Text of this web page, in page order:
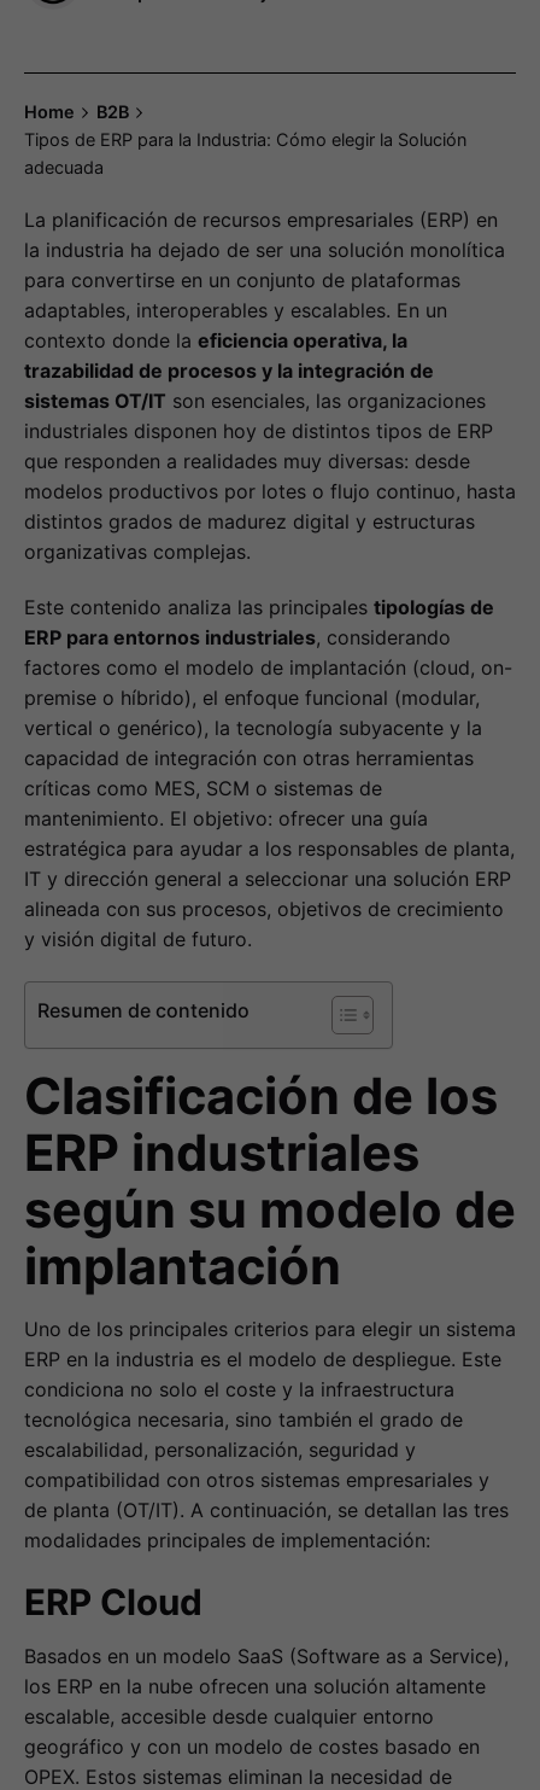
Home
B2B
Tipos de ERP para la Industria: Cómo elegir la Solución
adecuada
La planificación de recursos empresariales (ERP) en
la industria ha dejado de ser una solución monolítica
para convertirse en un conjunto de plataformas
adaptables, interoperables y escalables. En un
contexto donde la eficiencia operativa, la
trazabilidad de procesos y la integración de
sistemas OT/IT son esenciales, las organizaciones
industriales disponen hoy de distintos tipos de ERP
que responden a realidades muy diversas: desde
modelos productivos por lotes o flujo continuo, hasta
distintos grados de madurez digital y estructuras
organizativas complejas.
Este contenido analiza las principales tipologías de
ERP para entornos industriales, considerando
factores como el modelo de implantación (cloud, on-
premise o híbrido), el enfoque funcional (modular,
vertical o genérico), la tecnología subyacente y la
capacidad de integración con otras herramientas
críticas como MES, SCM o sistemas de
mantenimiento. El objetivo: ofrecer una guía
estratégica para ayudar a los responsables de planta,
IT y dirección general a seleccionar una solución ERP
alineada con sus procesos, objetivos de crecimiento
y visión digital de futuro.
Resumen de contenido
Clasificación de los
ERP industriales
según su modelo de
implantación
Uno de los principales criterios para elegir un sistema
ERP en la industria es el modelo de despliegue. Este
condiciona no solo el coste y la infraestructura
tecnológica necesaria, sino también el grado de
escalabilidad, personalización, seguridad y
compatibilidad con otros sistemas empresariales y
de planta (OT/IT). A continuación, se detallan las tres
modalidades principales de implementación:
ERP Cloud
Basados en un modelo SaaS (Software as a Service),
los ERP en la nube ofrecen una solución altamente
escalable, accesible desde cualquier entorno
geográfico y con un modelo de costes basado en
OPEX. Estos sistemas eliminan la necesidad de